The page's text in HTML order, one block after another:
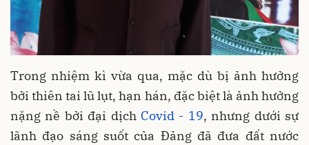
Trong nhiệm kì vừa qua, mặc dù bị ảnh hưởng
bởi thiên tai lũ lụt, hạn hán, đặc biệt là ảnh hưởng
nặng nề bởi đại dịch Covid - 19, nhưng dưới sự
lãnh đạo sáng suốt của Đảng đã đưa đất nước